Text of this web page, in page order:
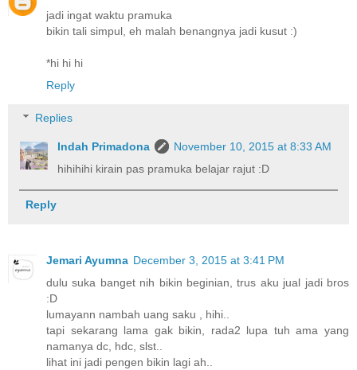
jadi ingat waktu pramuka
bikin tali simpul, eh malah benangnya jadi kusut :)
*hi hi hi
Reply
Replies
Indah Primadona
November 10, 2015 at 8:33 AM
hihihihi kirain pas pramuka belajar rajut :D
Reply
Jemari Ayumna December 3, 2015 at 3:41 PM
dulu suka banget nih bikin beginian, trus aku jual jadi bros
:D
lumayann nambah uang saku , hihi..
tapi sekarang lama gak bikin, rada2 lupa tuh ama yang
namanya dc, hdc, slst..
lihat ini jadi pengen bikin lagi ah..